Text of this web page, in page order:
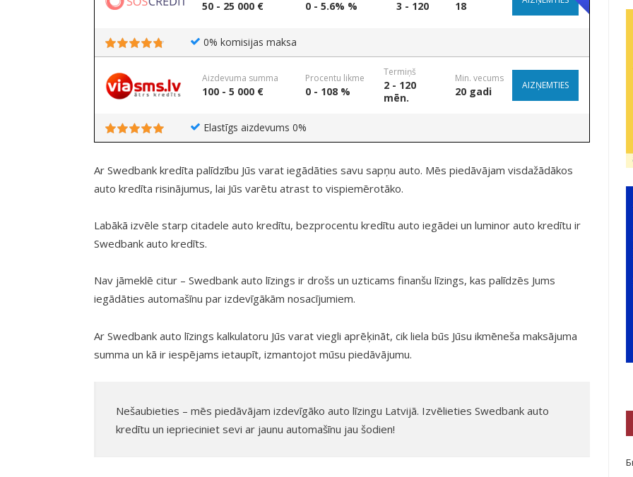
50 - 25 000 € 0 - 5.6% % 3 - 120 18
0% komisijas maksa
Aizdevuma summa
100 - 5 000 €
Procentu likme
0 - 108 %
Termiņš
2 - 120
mēn.
Min. vecums
20 gadi AIZŅEMTIES
Elastīgs aizdevums 0%
Ar Swedbank kredīta palīdzību Jūs varat iegādāties savu sapņu auto. Mēs piedāvājam visdažādākos
auto kredīta risinājumus, lai Jūs varētu atrast to vispiemērotāko.
Labākā izvēle starp citadele auto kredītu, bezprocentu kredītu auto iegādei un luminor auto kredītu ir
Swedbank auto kredīts.
Nav jāmeklē citur – Swedbank auto līzings ir drošs un uzticams finanšu līzings, kas palīdzēs Jums
iegādāties automašīnu par izdevīgākām nosacījumiem.
Ar Swedbank auto līzings kalkulatoru Jūs varat viegli aprēķināt, cik liela būs Jūsu ikmēneša maksājuma
summa un kā ir iespējams ietaupīt, izmantojot mūsu piedāvājumu.
Nešaubieties – mēs piedāvājam izdevīgāko auto līzingu Latvijā. Izvēlieties Swedbank auto
kredītu un ieprieciniet sevi ar jaunu automašīnu jau šodien!